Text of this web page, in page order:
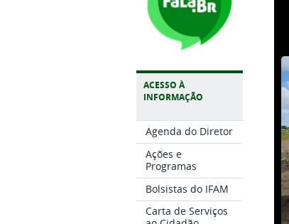
ACESSO À
INFORMAÇÃO
Agenda do Diretor
Ações e
Programas
Bolsistas do IFAM
Carta de Serviços